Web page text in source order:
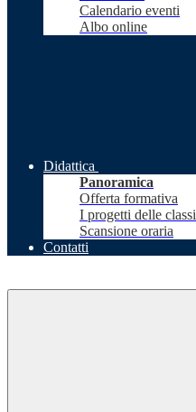
Calendario eventi
Albo online
Didattica
Panoramica
Offerta formativa
I progetti delle classi
Scansione oraria
Contatti